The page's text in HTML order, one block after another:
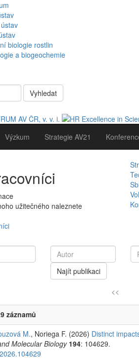
biologie rostlin
a biogeochemie
Vyhledat
Výzkum Strategie AV21
užitečného naleznete
Najít publikaci
<<
záznamů
M., Noriega F. (2026) Distinct
Molecular Biology 194: 104629.